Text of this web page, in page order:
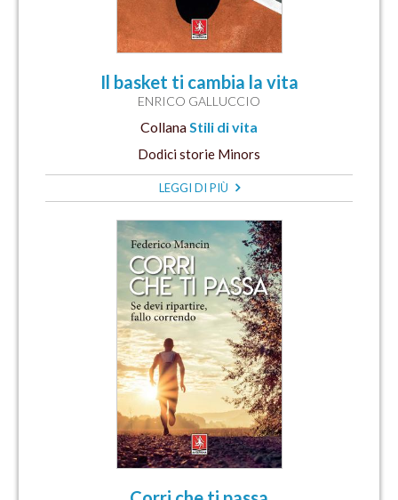
Il basket ti cambia la vita
ENRICO GALLUCCIO
CollanaStili di vita
Dodici storie Minors
LEGGI DI PIÙ